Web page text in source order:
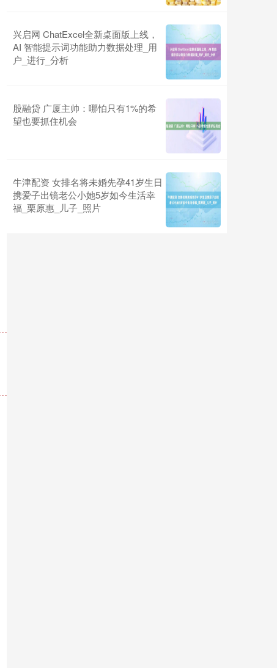
兴启网 ChatExcel全新桌面版上线，
AI 智能提示词功能助力数据处理_用
户_进行_分析
股融贷 广厦主帅：哪怕只有1%的希
望也要抓住机会
牛津配资 女排名将未婚先孕41岁生日
携爱子出镜老公小她5岁如今生活幸
福_栗原惠_儿子_照片